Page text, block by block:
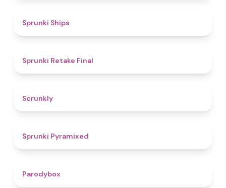
Sprunki Ships
Sprunki Retake Final
Scrunkly
Sprunki Pyramixed
Parodybox